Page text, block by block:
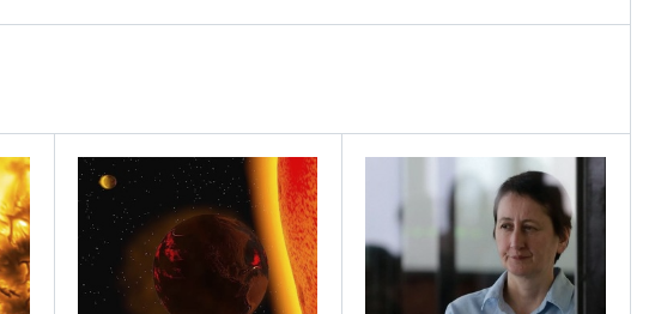
გადახედვა